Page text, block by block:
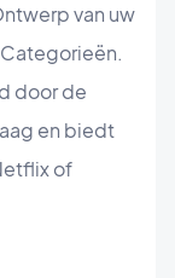
van uw
door de
en biedt
of